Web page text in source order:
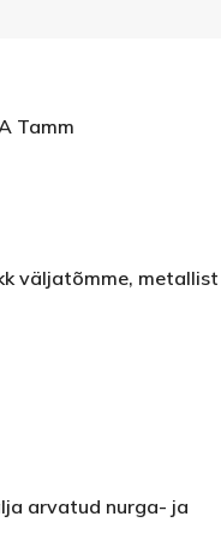
Tamm
väljatõmme, metallist
arvatud nurga- ja